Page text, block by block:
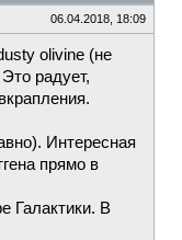
06.04.2018, 18:09
olivine (не
радует,
Интересная
прямо в
Галактики. В